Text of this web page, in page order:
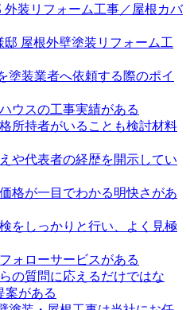
外装リフォーム工事／屋根カバ
邸 屋根外壁塗装リフォーム工
塗装業者へ依頼する際のポイ
ウスの工事実績がある
所持者がいることも検討材料
や代表者の経歴を開示してい
格が一目でわかる明快さがあ
をしっかりと行い、よく見極
ォローサービスがある
の質問に応えるだけではな
案がある